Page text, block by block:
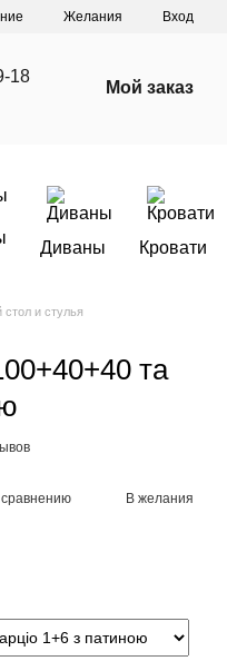
Желания Вход
18
Мой заказ
Диваны Кровати
и стулья
та
сравнению В желания